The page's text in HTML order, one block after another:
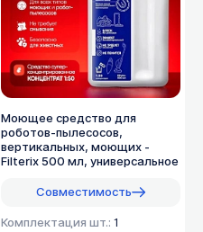
Моющее средство для
роботов-пылесосов,
вертикальных, моющих -
Filterix 500 мл, универсальное
Совместимость
Комплектация шт.: 1